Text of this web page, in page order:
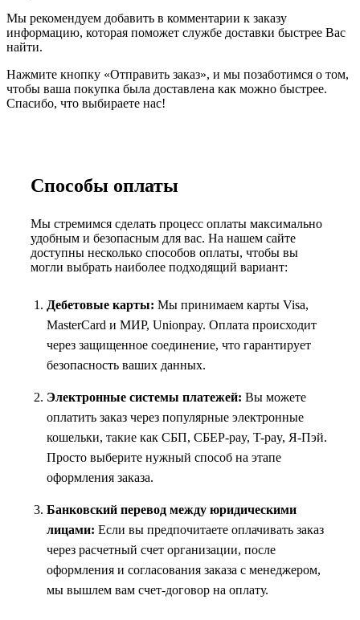
Мы рекомендуем добавить в комментарии к заказу
информацию, которая поможет службе доставки быстрее Вас
найти.
Нажмите кнопку «Отправить заказ», и мы позаботимся о том,
чтобы ваша покупка была доставлена как можно быстрее.
Спасибо, что выбираете нас!
Способы оплаты
Мы стремимся сделать процесс оплаты максимально
удобным и безопасным для вас. На нашем сайте
доступны несколько способов оплаты, чтобы вы
могли выбрать наиболее подходящий вариант:
Дебетовые карты: Мы принимаем карты Visa,
MasterCard и МИР, Unionpay. Оплата происходит
через защищенное соединение, что гарантирует
безопасность ваших данных.
Электронные системы платежей: Вы можете
оплатить заказ через популярные электронные
кошельки, такие как СБП, СБЕР-pay, T-pay, Я-Пэй.
Просто выберите нужный способ на этапе
оформления заказа.
Банковский перевод между юридическими
лицами: Если вы предпочитаете оплачивать заказ
через расчетный счет организации, после
оформления и согласования заказа с менеджером,
мы вышлем вам счет-договор на оплату.